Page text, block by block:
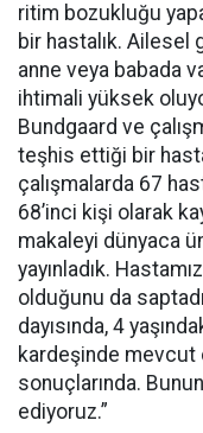
ritim bozukluğu
bir hastalık. Ailesel
anne veya babada
ihtimali yüksek
Bundgaard ve
teşhis ettiği bir
çalışmalarda 67
68’inci kişi olarak
makaleyi dünyaca
yayınladık.
olduğunu da
dayısında, 4
kardeşinde mevcut
sonuçlarında.
ediyoruz.”